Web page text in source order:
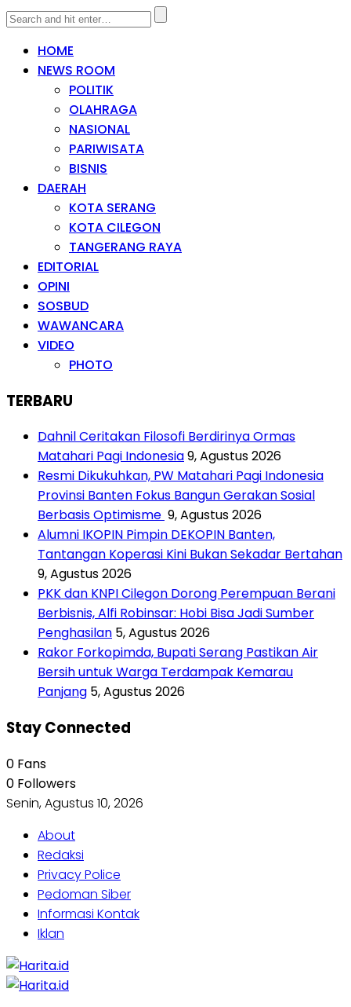
HOME
NEWS ROOM
POLITIK
OLAHRAGA
NASIONAL
PARIWISATA
BISNIS
DAERAH
KOTA SERANG
KOTA CILEGON
TANGERANG RAYA
EDITORIAL
OPINI
SOSBUD
WAWANCARA
VIDEO
PHOTO
TERBARU
Dahnil Ceritakan Filosofi Berdirinya Ormas
Matahari Pagi Indonesia9, Agustus 2026
Resmi Dikukuhkan, PW Matahari Pagi Indonesia
Provinsi Banten Fokus Bangun Gerakan Sosial
Berbasis Optimisme 9, Agustus 2026
Alumni IKOPIN Pimpin DEKOPIN Banten,
Tantangan Koperasi Kini Bukan Sekadar Bertahan
9, Agustus 2026
PKK dan KNPI Cilegon Dorong Perempuan Berani
Berbisnis, Alfi Robinsar: Hobi Bisa Jadi Sumber
Penghasilan 5, Agustus 2026
Rakor Forkopimda, Bupati Serang Pastikan Air
Bersih untuk Warga Terdampak Kemarau
Panjang 5, Agustus 2026
Stay Connected
0 Fans
0 Followers
Senin, Agustus 10, 2026
About
Redaksi
Privacy Police
Pedoman Siber
Informasi Kontak
Iklan